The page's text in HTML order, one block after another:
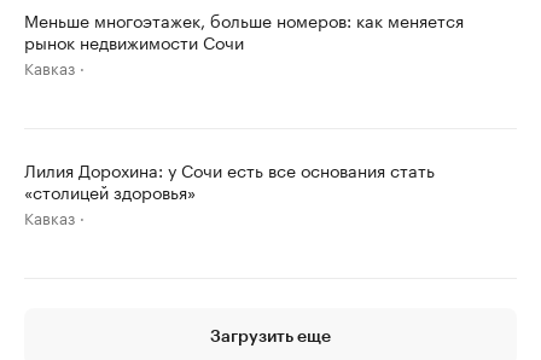
Меньше многоэтажек, больше номеров: как меняется
рынок недвижимости Сочи
Кавказ
Лилия Дорохина: у Сочи есть все основания стать
«столицей здоровья»
Кавказ
Загрузить еще